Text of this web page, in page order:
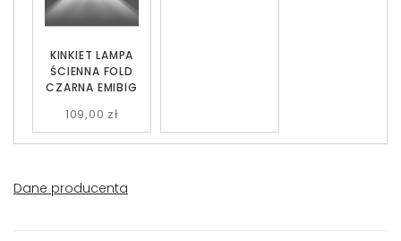
KINKIET LAMPA
ŚCIENNA FOLD
CZARNA EMIBIG
109,00 zł
Dane producenta